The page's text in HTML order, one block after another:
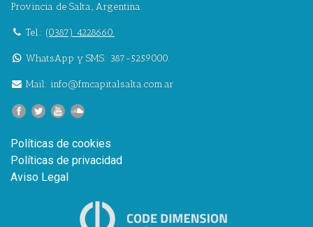
Provincia de Salta., Argentina.
Tel.: (0387) 4228660.
WhatsApp y SMS: 387-5259000.
Mail: info@fmcapitalsalta.com.ar
Políticas de cookies
Políticas de privacidad
Aviso Legal